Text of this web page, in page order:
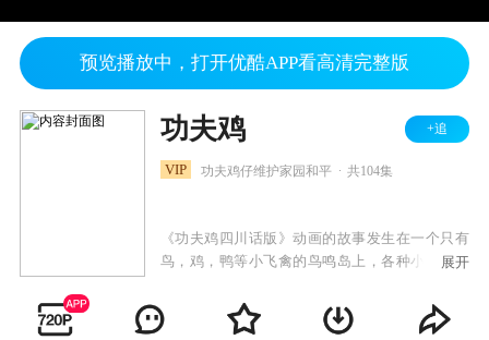
预览播放中，打开优酷APP看高清完整版
功夫鸡 +追
VIP 功夫鸡仔维护家园和平 共104集
《功夫鸡四川话版》动画的故事发生在一个只有
鸟，鸡，鸭等小飞禽的鸟鸣岛上，各种小飞禽有
文化的元素，又有西方科幻的特色，传承了中国
传统美学和文化内涵，借鉴并融入了西方科幻元
展开